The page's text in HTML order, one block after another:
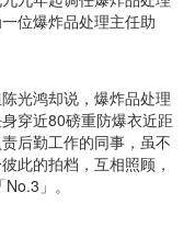
位爆炸品处理主任助
光鸿却说，爆炸品处理
穿近80磅重防爆衣近距
后勤工作的同事，虽不
此的拍档，互相照顾，
」。